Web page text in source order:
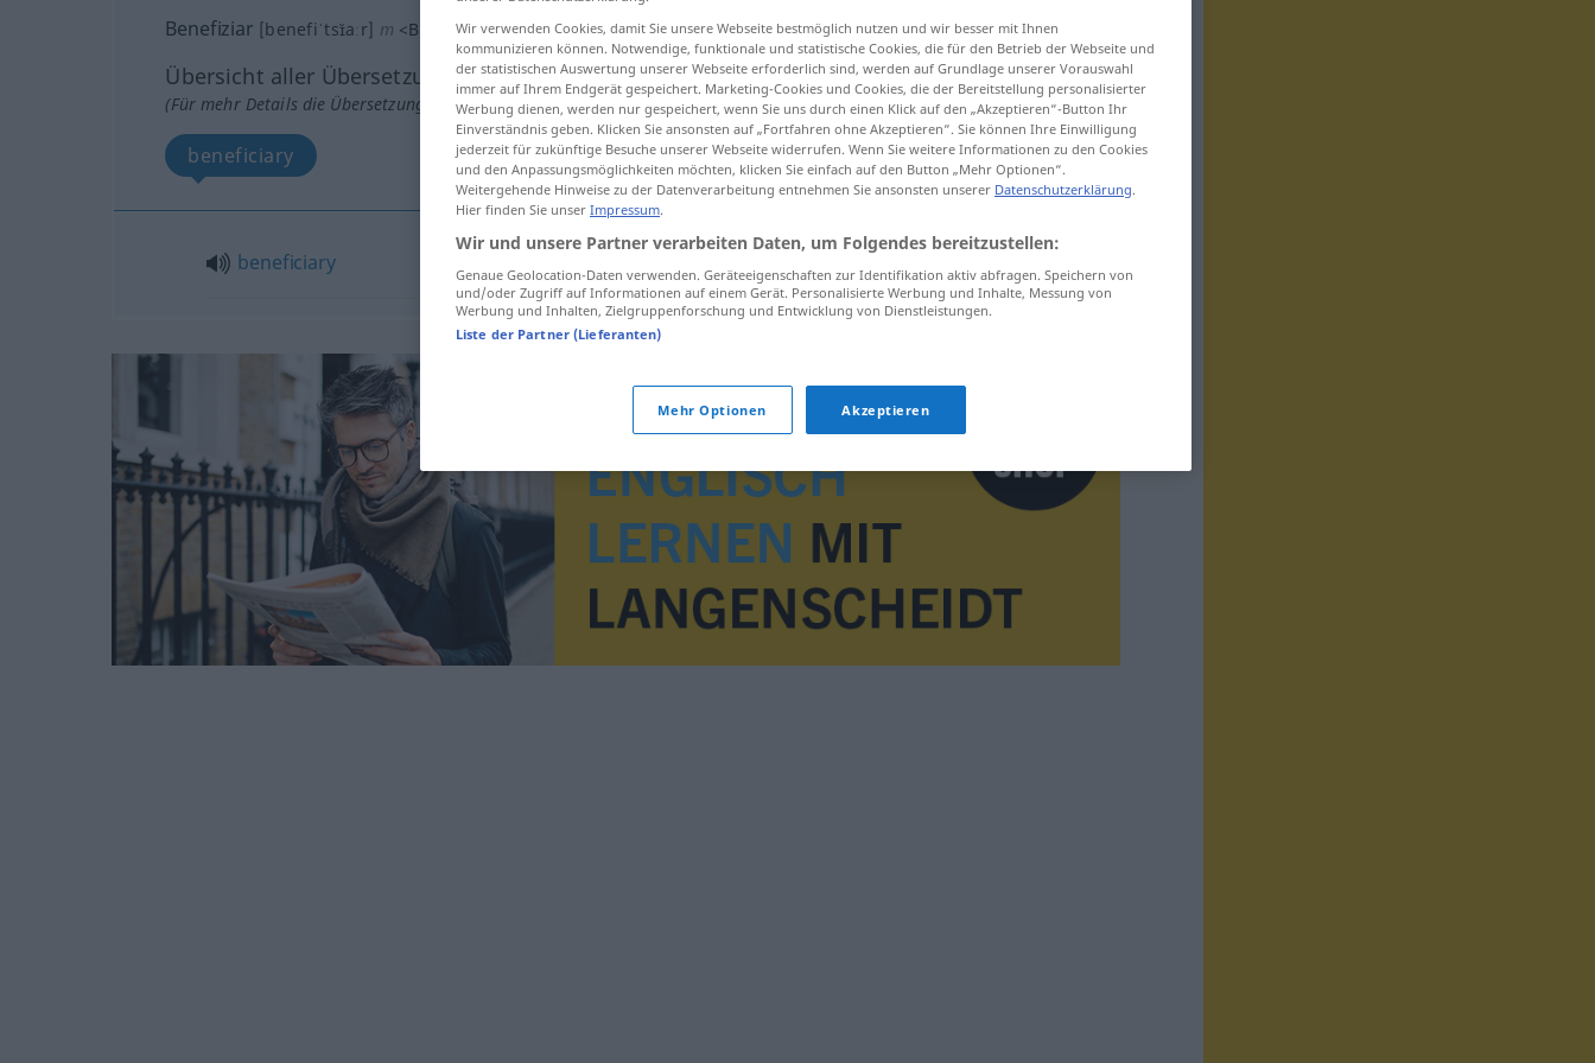
Benefiziar [benefiˈtsɪ̆aːr] m <Benefiziars;Benefiziare >Benefiziat [-ˈtsɪ̆aːt]m<Benefiziaten;Benefiziaten>
Übersicht aller Übersetzungen
(Für mehr Details die Übersetzung anklicken/antippen)
beneficiary
beneficiary
Wir verwenden Cookies, damit Sie unsere Webseite bestmöglich nutzen und wir besser mit Ihnen
kommunizieren können. Notwendige, funktionale und statistische Cookies, die für den Betrieb der Webseite und
der statistischen Auswertung unserer Webseite erforderlich sind, werden auf Grundlage unserer Vorauswahl
immer auf Ihrem Endgerät gespeichert. Marketing-Cookies und Cookies, die der Bereitstellung personalisierter
Werbung dienen, werden nur gespeichert, wenn Sie uns durch einen Klick auf den „Akzeptieren“-Button Ihr
Einverständnis geben. Klicken Sie ansonsten auf „Fortfahren ohne Akzeptieren“. Sie können Ihre Einwilligung
jederzeit für zukünftige Besuche unserer Webseite widerrufen. Wenn Sie weitere Informationen zu den Cookies
und den Anpassungsmöglichkeiten möchten, klicken Sie einfach auf den Button „Mehr Optionen“.
Weitergehende Hinweise zu der Datenverarbeitung entnehmen Sie ansonsten unserer Datenschutzerklärung.
Hier finden Sie unser Impressum.
Wir und unsere Partner verarbeiten Daten, um Folgendes bereitzustellen:
Genaue Geolocation-Daten verwenden. Geräteeigenschaften zur Identifikation aktiv abfragen. Speichern von
und/oder Zugriff auf Informationen auf einem Gerät. Personalisierte Werbung und Inhalte, Messung von
Werbung und Inhalten, Zielgruppenforschung und Entwicklung von Dienstleistungen.
Liste der Partner (Lieferanten)
Mehr Optionen Akzeptieren